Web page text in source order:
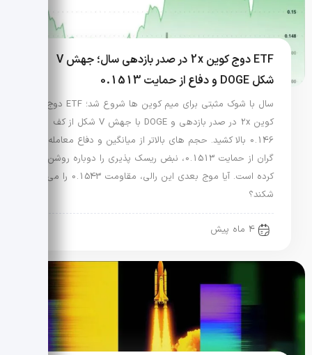
ETF دوج کوین 2x در صدر بازدهی سال؛ جهش V
شکل DOGE و دفاع از حمایت 0.1513
سال با شوک مثبتی برای میم کوین ها شروع شد؛ ETF دوج
کوین 2x در صدر بازدهی و DOGE با جهش V شکل از کف
0.146 بالا کشید. حجم های بالاتر از میانگین و دفاع معامله
گران از حمایت 0.1513، نبض ریسک پذیری را دوباره روشن
کرده است. آیا موج بعدی این رالی، مقاومت 0.1543 را می
شکند؟
4 ماه پیش